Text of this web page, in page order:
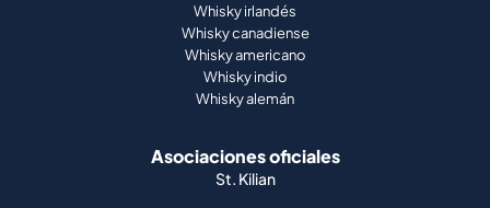
Whisky irlandés
Whisky canadiense
Whisky americano
Whisky indio
Whisky alemán
Asociaciones oficiales
St. Kilian